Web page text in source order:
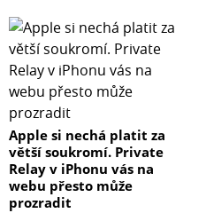
Apple si nechá platit za
větší soukromí. Private
Relay v iPhonu vás na
webu přesto může
prozradit